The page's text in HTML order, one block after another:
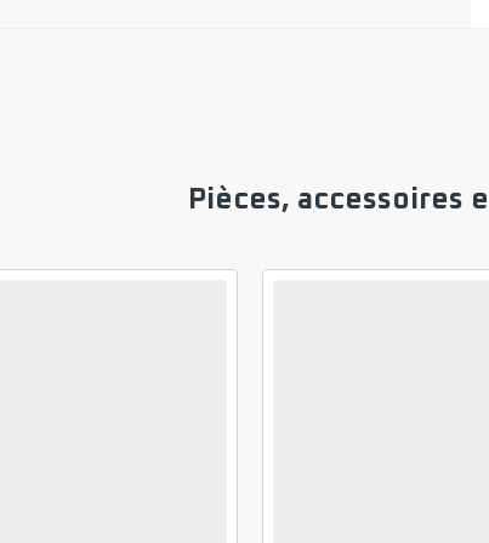
Pièces, accessoires